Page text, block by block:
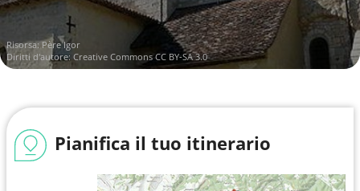
Risorsa:Père Igor
Diritti d'autore: Creative Commons CC BY-SA 3.0
Pianifica il tuo itinerario